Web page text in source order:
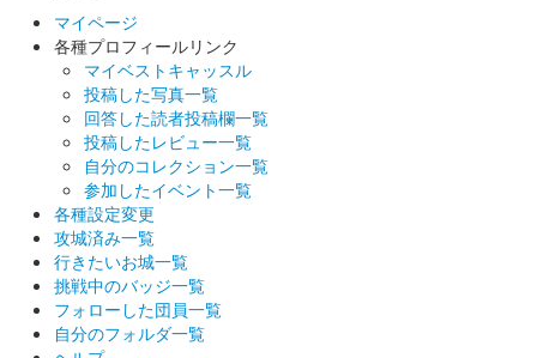
マイページ
各種プロフィールリンク
マイベストキャッスル
投稿した写真一覧
回答した読者投稿欄一覧
投稿したレビュー一覧
自分のコレクション一覧
参加したイベント一覧
各種設定変更
攻城済み一覧
行きたいお城一覧
挑戦中のバッジ一覧
フォローした団員一覧
自分のフォルダ一覧